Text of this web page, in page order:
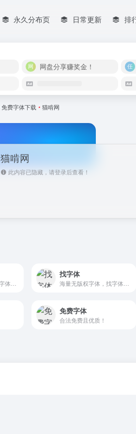
永久分布页 日常更新 排
网盘分享赚奖金！
免费字体下载 • 猫啃网
猫啃网
此内容已隐藏，请登录后查看！
找字体
免费字体
合法免费且优质！